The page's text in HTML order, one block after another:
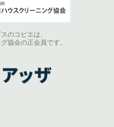
のコピエは、
協会の正会員です。